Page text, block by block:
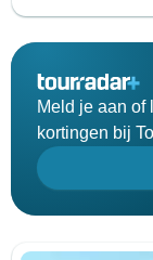
Meld je aan of
kortingen bij